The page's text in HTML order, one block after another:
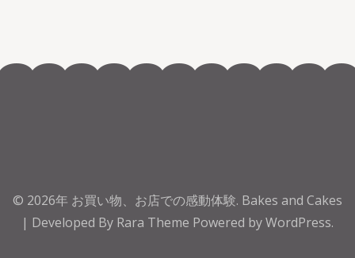
© 2026年 お買い物、お店での感動体験. Bakes and Cakes
| Developed By Rara Theme Powered byWordPress.